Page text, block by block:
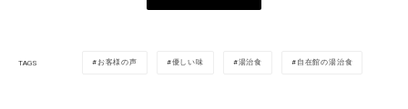
TAGS お客様の声 優しい味 湯治食 自在館の湯治食